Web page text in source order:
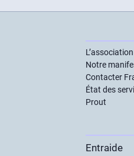
L’association
Notre
Contacter
État des
Prout
Entraide